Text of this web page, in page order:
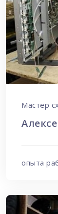
Мастер
опыта